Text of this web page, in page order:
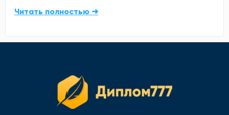
Читать полностью ➜